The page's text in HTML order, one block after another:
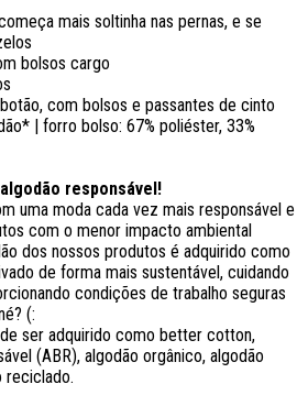
mais soltinha nas pernas, e se
bolsos cargo
com bolsos e passantes de cinto
| forro bolso: 67% poliéster, 33%
responsável!
uma moda cada vez mais responsável e
com o menor impacto ambiental
dos nossos produtos é adquirido como
de forma mais sustentável, cuidando
condições de trabalho seguras
(:
ser adquirido como better cotton,
(ABR), algodão orgânico, algodão
reciclado.